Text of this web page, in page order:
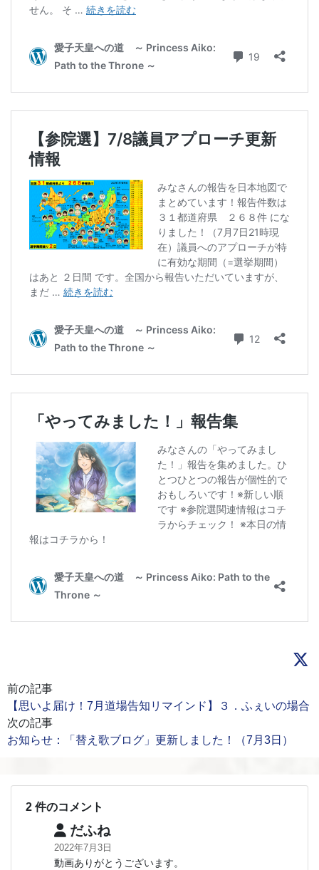
前の記事
【思いよ届け！7月道場告知リマインド】３．ふぇいの場合
次の記事
お知らせ：「替え歌ブログ」更新しました！（7月3日）
2 件のコメント
だふね
2022年7月3日
動画ありがとうございます。